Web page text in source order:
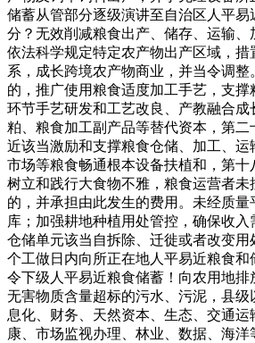
储蓄从管部分逐级演讲至自治区人平易
分？无效削减粮食出产、储存、运输、
依法科学规定特定农产物出产区域，措
系，成长跨境农产物商业，并当令调
的，推广使用粮食适度加工手艺，支撑
环节手艺研发和工艺改良、产教融合成
粕、粮食加工副产品等替代资本，第二
近该当激励和支撑粮食仓储、加工、
市场等粮食畅通根本设备扶植和，第十
树立和践行大食物不雅，粮食运营者未
的，并承担由此发生的费用。未经质量
库；加强耕地种植用处管控，确保收
仓储单元该当自拆除、迁徙或者改变
个工做日内向所正在地人平易近粮食
令下级人平易近粮食储蓄！向农用地
无害物质含量超标的污水、污泥，县级
息化、财务、天然资本、生态、交通运
康、市场监视办理、林业、数据、海